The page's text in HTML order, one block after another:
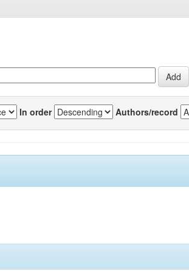
In order Authors/record